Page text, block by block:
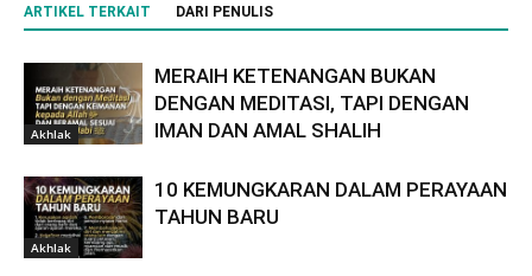
ARTIKEL TERKAIT DARI PENULIS
Akhlak
MERAIH KETENANGAN BUKAN
DENGAN MEDITASI, TAPI DENGAN
IMAN DAN AMAL SHALIH
Akhlak
10 KEMUNGKARAN DALAM PERAYAAN
TAHUN BARU